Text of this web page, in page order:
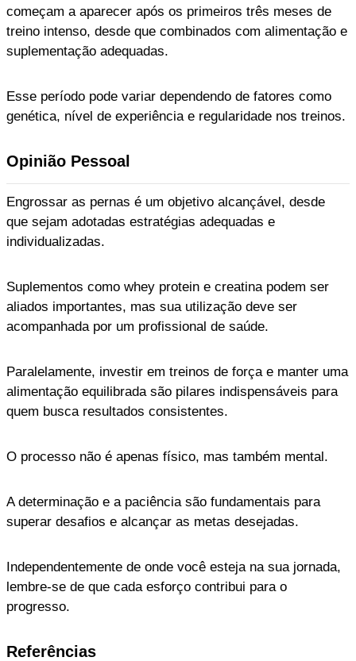
começam a aparecer após os primeiros três meses de
treino intenso, desde que combinados com alimentação e
suplementação adequadas.
Esse período pode variar dependendo de fatores como
genética, nível de experiência e regularidade nos treinos.
Opinião Pessoal
Engrossar as pernas é um objetivo alcançável, desde
que sejam adotadas estratégias adequadas e
individualizadas.
Suplementos como whey protein e creatina podem ser
aliados importantes, mas sua utilização deve ser
acompanhada por um profissional de saúde.
Paralelamente, investir em treinos de força e manter uma
alimentação equilibrada são pilares indispensáveis para
quem busca resultados consistentes.
O processo não é apenas físico, mas também mental.
A determinação e a paciência são fundamentais para
superar desafios e alcançar as metas desejadas.
Independentemente de onde você esteja na sua jornada,
lembre-se de que cada esforço contribui para o
progresso.
Referências